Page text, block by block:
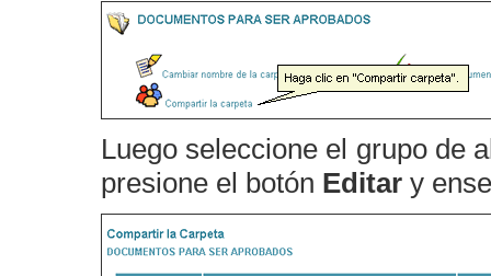
Luego seleccione el grupo de
presione el botón Editar y